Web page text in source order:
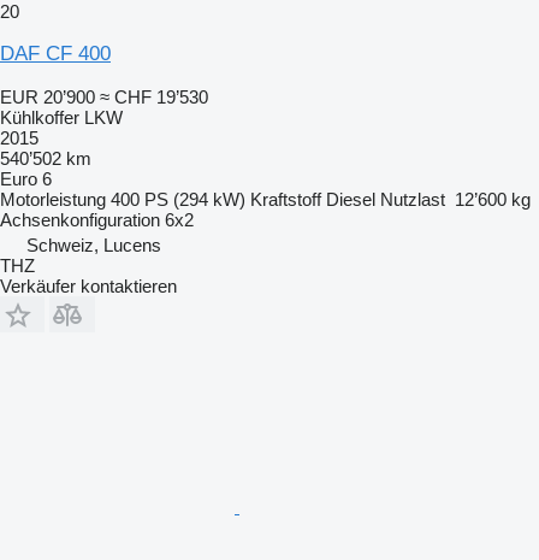
20
DAF CF 400
EUR 20’900 ≈ CHF 19’530
Kühlkoffer LKW
2015
540’502 km
Euro 6
Motorleistung 400 PS (294 kW) Kraftstoff Diesel Nutzlast 12’600 kg
Achsenkonfiguration 6x2
Schweiz, Lucens
THZ
Verkäufer kontaktieren